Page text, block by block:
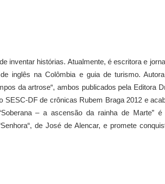
inventar histórias. Atualmente, é escritora e
inglês na Colômbia e guia de turismo.
da artrose“, ambos publicados pela Editora
SESC-DF de crônicas Rubem Braga 2012 e
– a ascensão da rainha de Marte” é
de José de Alencar, e promete